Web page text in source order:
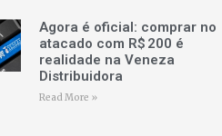
Agora é oficial: comprar no
atacado com R$ 200 é
realidade na Veneza
Distribuidora
Read More »